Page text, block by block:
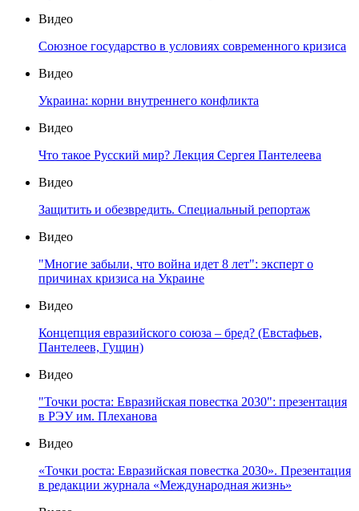
Видео
Союзное государство в условиях современного кризиса
Видео
Украина: корни внутреннего конфликта
Видео
Что такое Русский мир? Лекция Сергея Пантелеева
Видео
Защитить и обезвредить. Специальный репортаж
Видео
"Многие забыли, что война идет 8 лет": эксперт о
причинах кризиса на Украине
Видео
Концепция евразийского союза – бред? (Евстафьев,
Пантелеев, Гущин)
Видео
"Точки роста: Евразийская повестка 2030": презентация
в РЭУ им. Плеханова
Видео
«Точки роста: Евразийская повестка 2030». Презентация
в редакции журнала «Международная жизнь»